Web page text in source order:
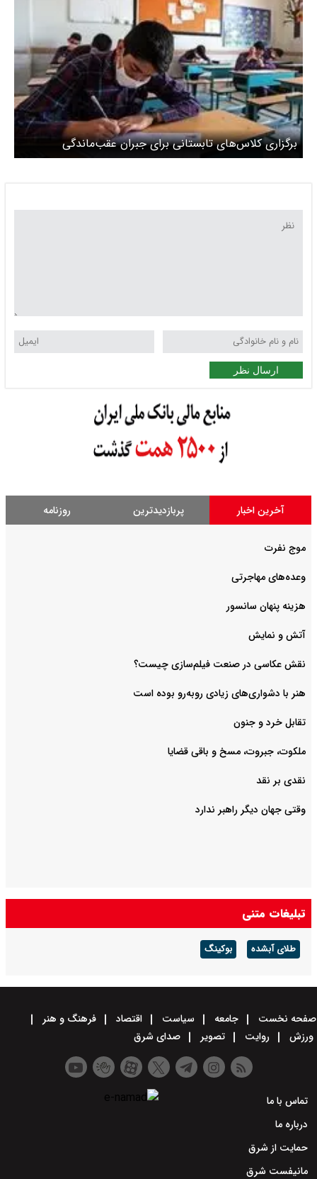
برگزاری کلاس‌های تابستانی برای جبران عقب‌ماندگی
دانش‌آموزان
ارسال نظر
آخرین اخبار پربازدیدترین روزنامه
موج نفرت
وعده‌های مهاجرتی
هزینه پنهان سانسور
آتش و نمایش
هنر با دشواری‌های زیادی روبه‌رو بوده است
تقابل خرد و جنون
ملکوت، جبروت، مسخ و باقی قضایا
نقدی بر نقد
وقتی جهان دیگر راهبر ندارد
تبلیغات متنی
طلای آبشده بوکینگ
صفحه نخست جامعه سیاست اقتصاد
فرهنگ و هنر
ورزش
روایت تصویر صدای شرق
تماس با ما
درباره ما
حمایت از شرق
مانیفست شرق